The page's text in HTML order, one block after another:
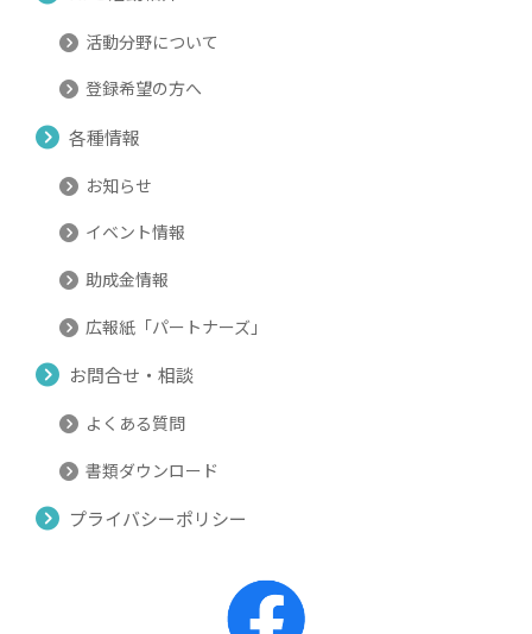
活動分野について
登録希望の方へ
各種情報
お知らせ
イベント情報
助成金情報
広報紙「パートナーズ」
お問合せ・相談
よくある質問
書類ダウンロード
プライバシーポリシー